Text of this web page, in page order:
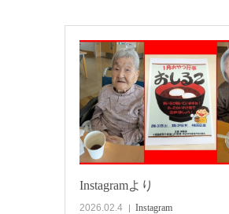
Instagramより
2026.02.4 Instagram